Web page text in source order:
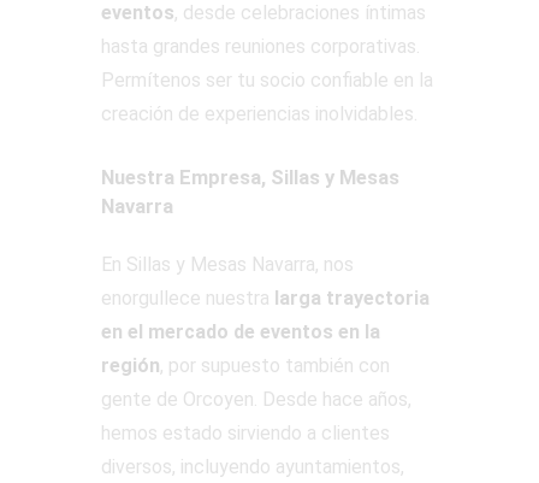
eventos, desde celebraciones íntimas
hasta grandes reuniones corporativas.
Permítenos ser tu socio confiable en la
creación de experiencias inolvidables.
Nuestra Empresa, Sillas y Mesas
Navarra
En Sillas y Mesas Navarra, nos
enorgullece nuestra larga trayectoria
en el mercado de eventos en la
región, por supuesto también con
gente de Orcoyen. Desde hace años,
hemos estado sirviendo a clientes
diversos, incluyendo ayuntamientos,